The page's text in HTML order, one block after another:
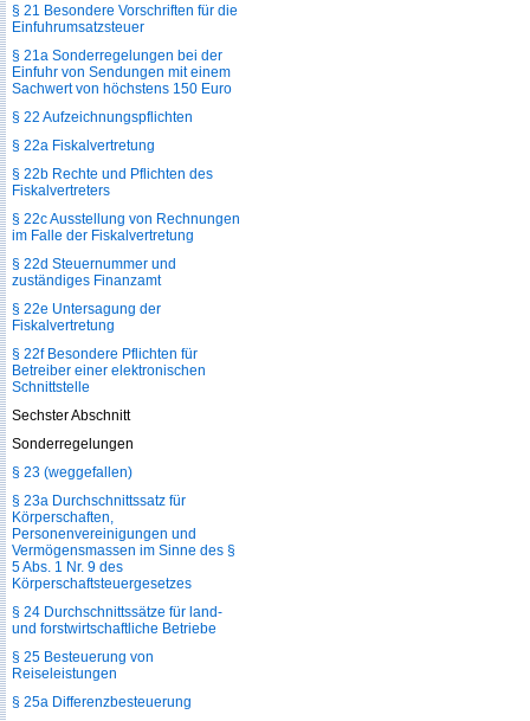
§ 21 Besondere Vorschriften für die
Einfuhrumsatzsteuer
§ 21a Sonderregelungen bei der
Einfuhr von Sendungen mit einem
Sachwert von höchstens 150 Euro
§ 22 Aufzeichnungspflichten
§ 22a Fiskalvertretung
§ 22b Rechte und Pflichten des
Fiskalvertreters
§ 22c Ausstellung von Rechnungen
im Falle der Fiskalvertretung
§ 22d Steuernummer und
zuständiges Finanzamt
§ 22e Untersagung der
Fiskalvertretung
§ 22f Besondere Pflichten für
Betreiber einer elektronischen
Schnittstelle
Sechster Abschnitt
Sonderregelungen
§ 23 (weggefallen)
§ 23a Durchschnittssatz für
Körperschaften,
Personenvereinigungen und
Vermögensmassen im Sinne des §
5 Abs. 1 Nr. 9 des
Körperschaftsteuergesetzes
§ 24 Durchschnittssätze für land-
und forstwirtschaftliche Betriebe
§ 25 Besteuerung von
Reiseleistungen
§ 25a Differenzbesteuerung